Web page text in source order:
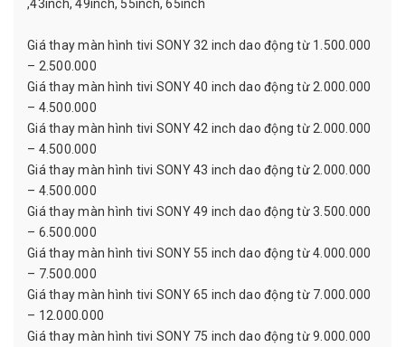
,43inch, 49inch, 55inch, 65inch
Giá thay màn hình tivi SONY 32 inch dao động từ 1.500.000
– 2.500.000
Giá thay màn hình tivi SONY 40 inch dao động từ 2.000.000
– 4.500.000
Giá thay màn hình tivi SONY 42 inch dao động từ 2.000.000
– 4.500.000
Giá thay màn hình tivi SONY 43 inch dao động từ 2.000.000
– 4.500.000
Giá thay màn hình tivi SONY 49 inch dao động từ 3.500.000
– 6.500.000
Giá thay màn hình tivi SONY 55 inch dao động từ 4.000.000
– 7.500.000
Giá thay màn hình tivi SONY 65 inch dao động từ 7.000.000
– 12.000.000
Giá thay màn hình tivi SONY 75 inch dao động từ 9.000.000